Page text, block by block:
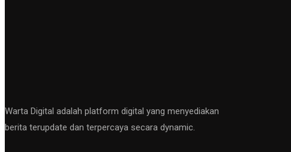
Warta Digital adalah platform digital yang menyediakan
berita terupdate dan terpercaya secara dynamic.